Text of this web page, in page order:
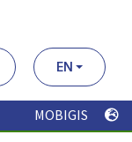
EN
MOBIGIS